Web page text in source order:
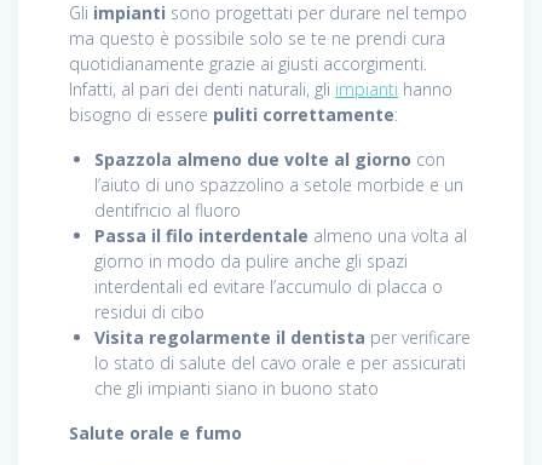
Gli impianti sono progettati per durare nel tempo
ma questo è possibile solo se te ne prendi cura
quotidianamente grazie ai giusti accorgimenti.
Infatti, al pari dei denti naturali, gli impianti hanno
bisogno di essere puliti correttamente:
Spazzola almeno due volte al giorno con
l’aiuto di uno spazzolino a setole morbide e un
dentifricio al fluoro
Passa il filo interdentale almeno una volta al
giorno in modo da pulire anche gli spazi
interdentali ed evitare l’accumulo di placca o
residui di cibo
Visita regolarmente il dentista per verificare
lo stato di salute del cavo orale e per assicurati
che gli impianti siano in buono stato
Salute orale e fumo